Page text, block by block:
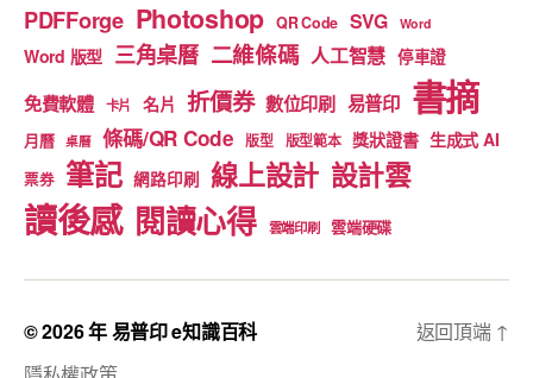
PDFForge Photoshop QR Code SVG Word
Word 版型 三角桌曆 二維條碼 人工智慧 停車證
免費軟體 卡片 名片 折價券 數位印刷 易普印 書摘
月曆 桌曆 條碼/QR Code 版型 版型範本 獎狀證書 生成式 AI
票券 筆記 網路印刷 線上設計 設計雲
讀後感 閱讀心得 雲端印刷 雲端硬碟
© 2026 年易普印 e知識百科
返回頂端 ↑